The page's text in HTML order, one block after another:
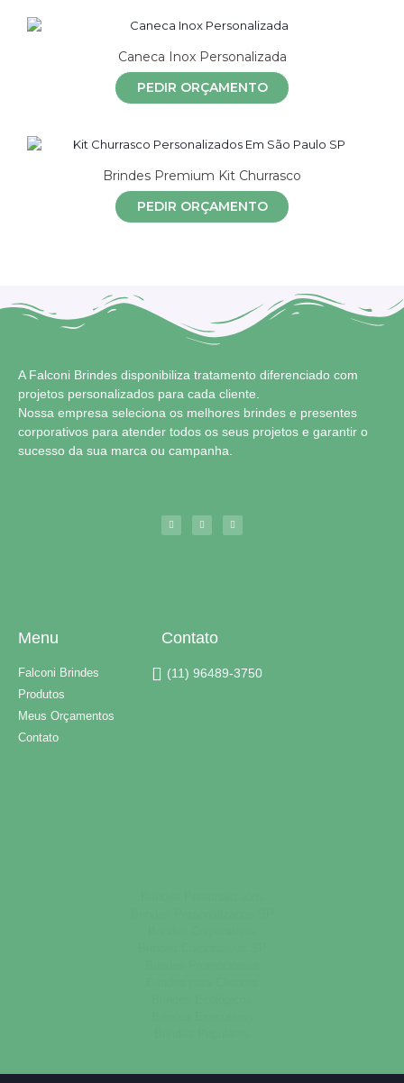
Caneca Inox Personalizada
PEDIR ORÇAMENTO
Brindes Premium Kit Churrasco
PEDIR ORÇAMENTO
A Falconi Brindes disponibiliza tratamento diferenciado com
projetos personalizados para cada cliente.
Nossa empresa seleciona os melhores brindes e presentes
corporativos para atender todos os seus projetos e garantir o
sucesso da sua marca ou campanha.
Menu
Falconi Brindes
Produtos
Meus Orçamentos
Contato
Contato
(11) 96489-3750